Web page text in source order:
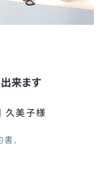
来ます
久美子様
書